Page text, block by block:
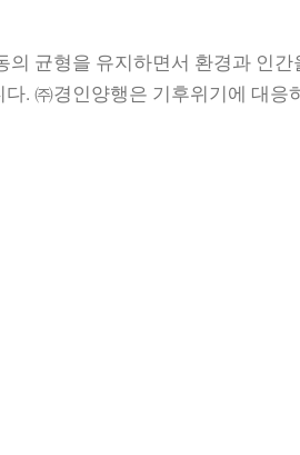
균형을 유지하면서 환경과 인
다. ㈜경인양행은 기후위기에 대